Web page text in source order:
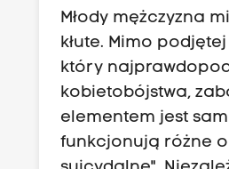
Młody mężczyzna
kłute. Mimo
który
kobietobójstwa,
elementem jest
funkcjonują różne